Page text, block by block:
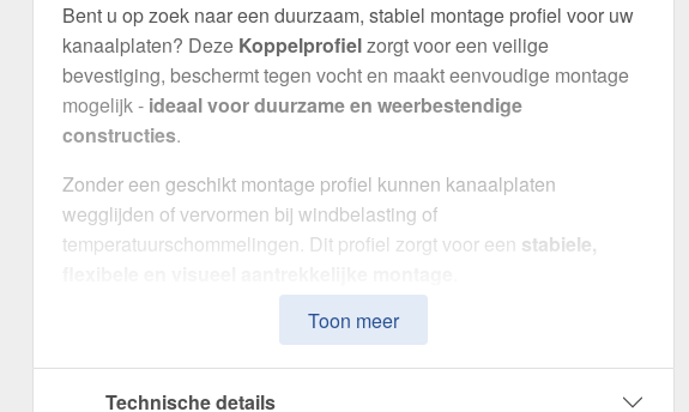
Bent u op zoek naar een duurzaam, stabiel montage profiel voor uw
kanaalplaten? Deze Koppelprofielzorgt voor een veilige
bevestiging, beschermt tegen vocht en maakt eenvoudige montage
mogelijk - ideaal voor duurzame en weerbestendige
constructies.
Zonder een geschikt montage profiel kunnen kanaalplaten
wegglijden of vervormen bij windbelasting of
temperatuurschommelingen. Dit profiel zorgt voor een stabiele,
in dekleur Blank
om kanaalplaten optimaal met elkaar te
Toon meer
Technische details